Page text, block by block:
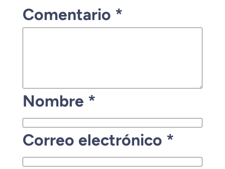
Comentario *
Nombre *
Correo electrónico *